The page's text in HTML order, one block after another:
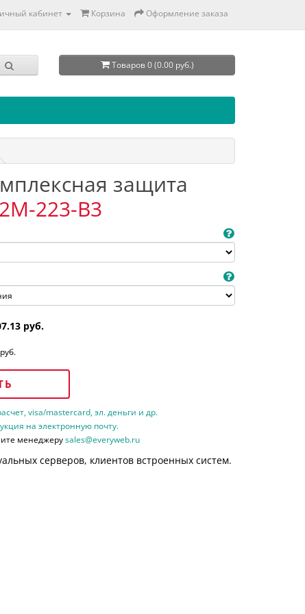
кабинет Корзина Оформление заказа
Товаров 0 (0.00 руб.)
защита
223-B3
руб.
visa/mastercard, эл. деньги и др.
на электронную почту.
менеджеруsales@everyweb.ru
серверов, клиентов встроенных систем.